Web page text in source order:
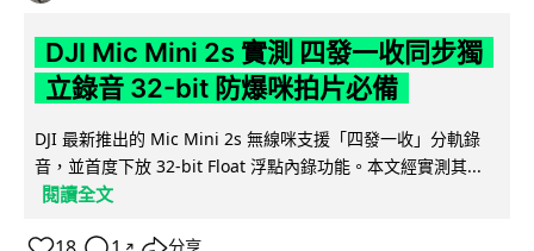
DJI Mic Mini 2s 實測 四發一收同步獨
立錄音 32-bit 防爆咪拍片必備
DJI 最新推出的 Mic Mini 2s 無線咪支援「四發一收」分軌錄
音，並首度下放 32-bit Float 浮點內錄功能。本文經實測其...
閱讀全文
↗